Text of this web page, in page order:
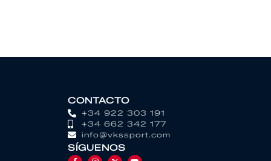
CONTACTO
+34 922 303 191
+34 662 342 177
info@vkssport.com
SÍGUENOS